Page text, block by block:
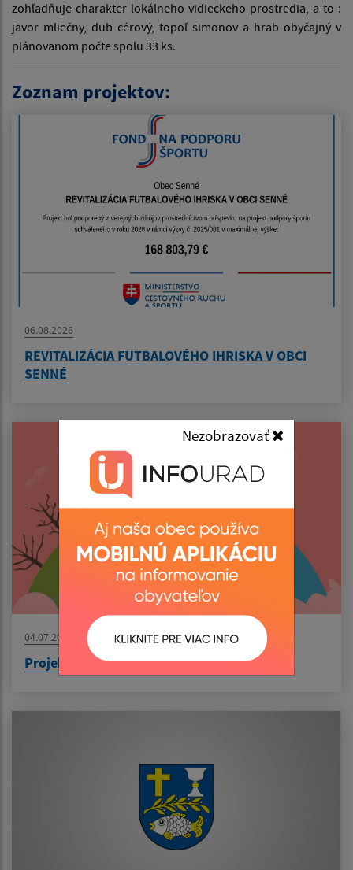
Nezobrazovať
zohľadňuje charakter lokálneho vidieckeho prostredia, a to :
javor mliečny, dub cérový, topoľ simonov a hrab obyčajný v
plánovanom počte spolu 33 ks.
Zoznam projektov:
06.08.2026
REVITALIZÁCIA FUTBALOVÉHO IHRISKA V OBCI
SENNÉ
04.07.2026
Projekt: Výsadba zelene v obci Senné